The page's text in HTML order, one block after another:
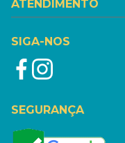
ATENDIMENTO
SIGA-NOS
SEGURANÇA